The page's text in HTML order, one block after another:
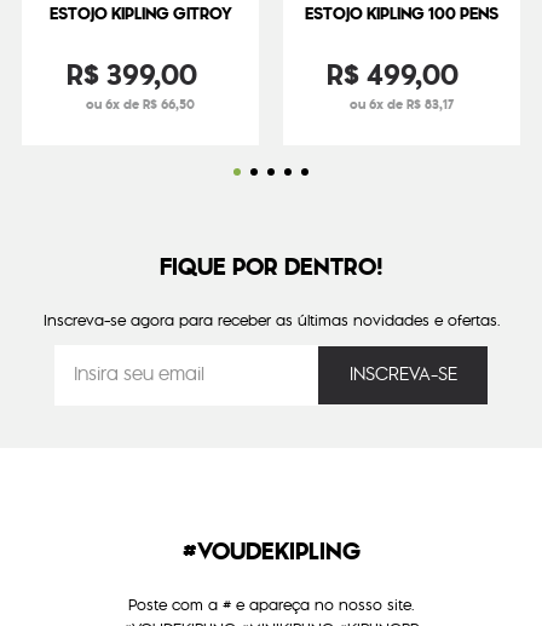
ESTOJO KIPLING GITROY
R$399,00
ou 6x de R$ 66,50
ESTOJO KIPLING 100 PENS
R$499,00
ou 6x de R$ 83,17
FIQUE POR DENTRO!
Inscreva-se agora para receber as últimas novidades e ofertas.
#VOUDEKIPLING
Poste com a # e apareça no nosso site.